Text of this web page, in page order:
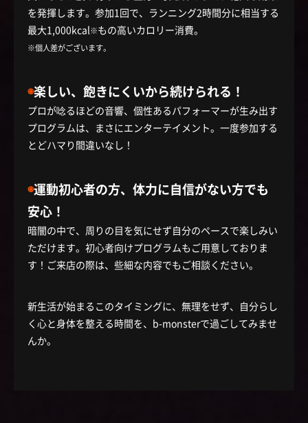
を発揮します。参加1回で、ランニング2時間分に相当する
最大1,000kcal※もの高いカロリー消費。
※個人差がございます。
◉楽しい、飽きにくいから続けられる！
プロが唸るほどの音響、個性あるパフォーマーが生み出す
プログラムは、まさにエンターテイメント。一度参加する
とどハマり間違いなし！
◉運動初心者の方、体力に自信がない方でも
安心！
暗闇の中で、周りの目を気にせず自分のペースで楽しみい
ただけます。初心者向けプログラムもご用意しておりま
す！ご来店の際は、些細な内容でもご相談ください。
新生活が始まるこのタイミングに、無理をせず、自分らし
く心と身体を整える時間を、b-monsterで過ごしてみませ
んか。